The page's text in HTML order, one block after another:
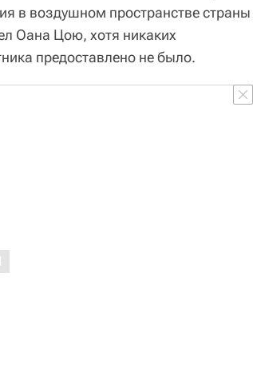
в воздушном пространстве страны
Оана Цою, хотя никаких
предоставлено не было.